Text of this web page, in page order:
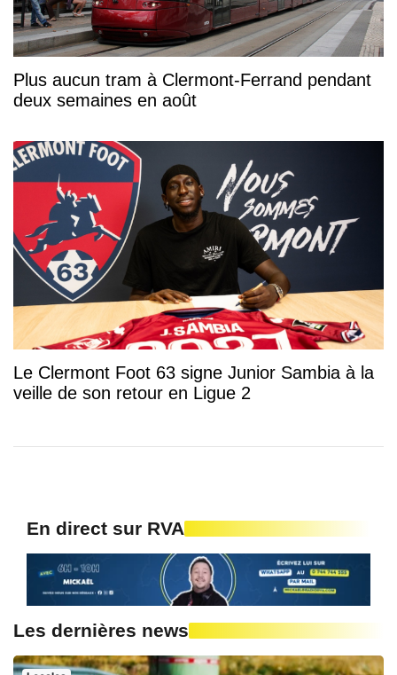
Plus aucun tram à Clermont-Ferrand pendant
deux semaines en août
Le Clermont Foot 63 signe Junior Sambia à la
veille de son retour en Ligue 2
En direct sur RVA
Les dernières news